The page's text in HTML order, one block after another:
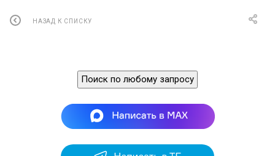
НАЗАД К СПИСКУ
Поиск по любому запросу